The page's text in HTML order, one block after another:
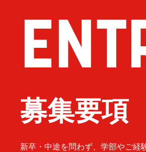
募集要項
新卒・中途を問わず、学部やご経